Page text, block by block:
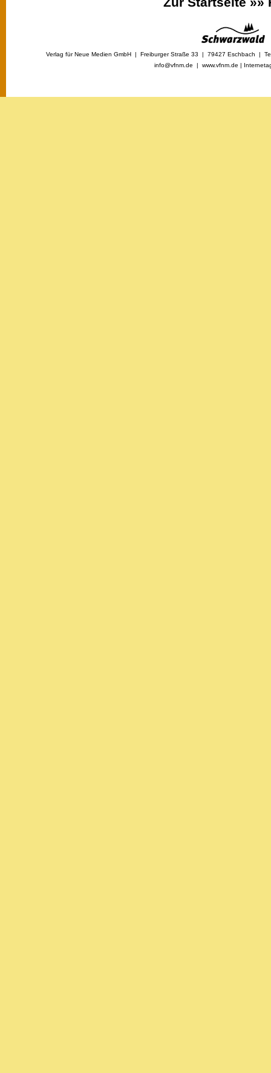
Verlag für Neue Medien GmbH | Freiburger Straße 33 | 79427 Eschbach |
info@vfnm.de | www.vfnm.de |